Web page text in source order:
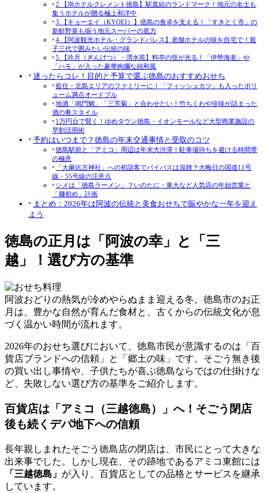
2.【JRホテルクレメント徳島】駅直結のランドマーク！地元の名士も
集うホテルが贈る極上和洋中
3.【キョーエイ（KYOEI）】徳島の食卓を支える！「すきとく市」の
新鮮野菜も揃う地元スーパーの底力
4.【阿波観光ホテル・グランドパレス】老舗ホテルの味を自宅で！親
子三代で囲みたい伝統の味
5.【吟月（ぎんげつ）・渭水苑】料亭の技が光る！「伊勢海老」や
「ハモ」が入った豪華絢爛な純和風
迷ったらコレ！目的と予算で選ぶ徳島のおすすめおせち
藍住・北島エリアのファミリーに！「フィッシュカツ」も入ったボリ
ューム満点オードブル
地酒「鳴門鯛」「三芳菊」と合わせたい！竹ちくわや珍味が詰まった
酒の肴スタイル
1万円台で賢く！ゆめタウン徳島・イオンモールなど大型商業施設の
早割活用術
予約はいつまで？徳島の年末交通事情と受取のコツ
徳島駅前と「アミコ」周辺は年末大渋滞！駐車場待ちを避ける時間帯
の極意
「大麻比古神社」への初詣客でバイパスは混雑？大晦日の国道11号
線・55号線の注意点
シメは「徳島ラーメン」？いのたに・東大など人気店の年始営業と
「麺初め」計画
まとめ：2026年は阿波の伝統と美食おせちで賑やかな一年を迎え
よう
徳島の正月は「阿波の幸」と「三
越」！選び方の基準
阿波おどりの熱気が冷めやらぬまま迎える冬。徳島市のお正
月は、豊かな自然が育んだ食材と、古くからの伝統文化が息
づく温かい時間が流れます。
2026年のおせち選びにおいて、徳島市民が意識するのは 「百
貨店ブランドへの信頼」と「郷土の味」 です。そごう無き後
の買い出し事情や、子供たちが喜ぶ徳島ならではの仕掛けな
ど、失敗しない選び方の基準をご紹介します。
百貨店は「アミコ（三越徳島）」へ！そごう閉店
後も続くデパ地下への信頼
長年親しまれたそごう徳島店の閉店は、市民にとって大きな
出来事でした。しかし現在、その跡地であるアミコ東館には
「三越徳島」 が入り、百貨店としての品格とサービスを継承
しています。